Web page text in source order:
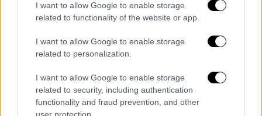
I want to allow Google to enable storage
related to functionality of the website or app.
I want to allow Google to enable storage
related to personalization.
I want to allow Google to enable storage
related to security, including authentication
functionality and fraud prevention, and other
user protection.
28.11.2025 08:09
Black Friday σε νέα εποχή: Τέλος οι
ουρές - Πώς «ψωνίζουν» πια οι
καταναλωτές
Ποια υπηρεσία έχει κάνει... limit up και τι
έχει αλλάξει σε σχέση με πέρσι και τα